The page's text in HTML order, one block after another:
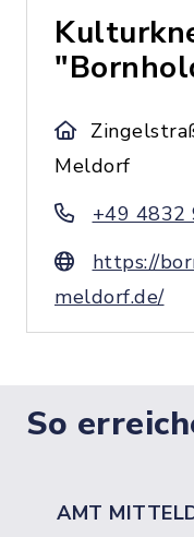
Meldorf
+49 4832
https://
meldorf.de/
So
AMT